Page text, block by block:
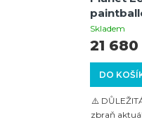
černá,
MagFed
Skladem
DO
21 680
⚠️
zbraň